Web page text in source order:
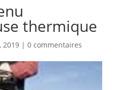
thermique
2019| 0 commentaires